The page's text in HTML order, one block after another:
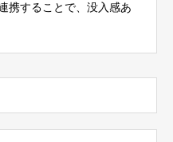
携することで、没入感あ